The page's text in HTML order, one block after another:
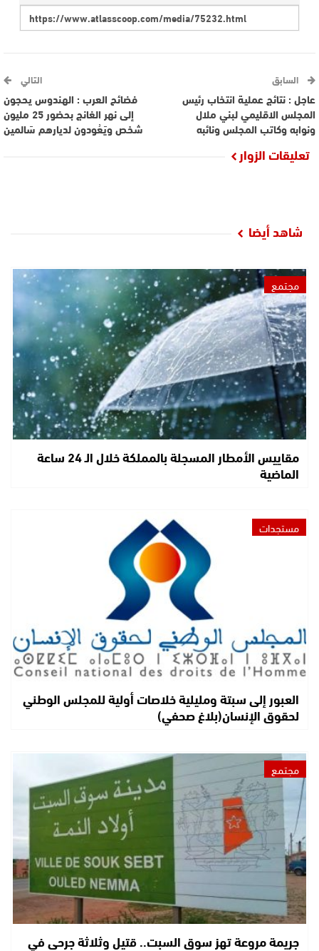
السابق
عاجل : نتائج عملية انتخاب رئيس
المجلس الاقليمي لبني ملال
ونوابه وكاتب المجلس ونائبه
التالي
فضائح العرب : الهندوس يحجون
إلى نهر الغانج بحضور 25 مليون
شخص ويَعُودون لديارهم سَالمين
تعليقات الزوار
شاهد أيضا
مجتمع
مقاييس الأمطار المسجلة بالمملكة خلال الـ 24 ساعة
الماضية
مستجدات
العبور إلى سبتة ومليلية خلاصات أولية للمجلس الوطني
لحقوق الإنسان(بلاغ صحفي)
مجتمع
جريمة مروعة تهز سوق السبت.. قتيل وثلاثة جرحى في